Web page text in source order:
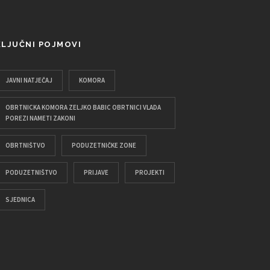
POJMOVI
JAVNI NATJEČAJ KOMORA
OBRTNICKA KOMORA ZELJKO BABIC OBRTNICI VLADA
POREZI NAMETI ZAKONI
OBRTNIŠTVO PODUZETNIČKE ZONE
PODUZETNIŠTVO PRIJAVE PROJEKTI
SJEDNICA